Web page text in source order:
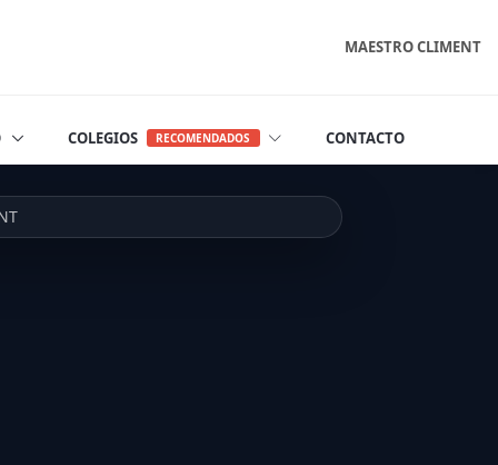
MAESTRO CLIMENT
COLEGIOS RECOMENDADOS CONTACTO